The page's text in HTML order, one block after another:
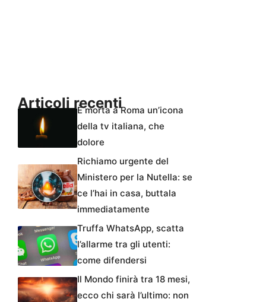
Articoli recentiÈ morta a Roma un’icona
della tv italiana, che
dolore
Richiamo urgente del
Ministero per la Nutella: se
ce l’hai in casa, buttala
immediatamente
Truffa WhatsApp, scatta
l’allarme tra gli utenti:
come difendersi
Il Mondo finirà tra 18 mesi,
ecco chi sarà l’ultimo: non